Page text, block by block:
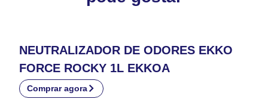
NEUTRALIZADOR DE ODORES EKKO
FORCE ROCKY 1L EKKOA
Comprar agora